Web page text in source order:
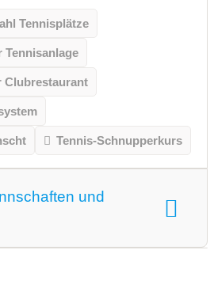
Tennisplätze
Tennisanlage
Clubrestaurant
Tennis-Schnupperkurs
und